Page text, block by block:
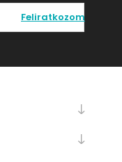
Feliratkozom